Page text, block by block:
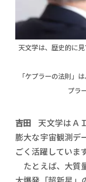
天文学は、歴史的に
「ケプラーの法則」
プラ
吉田天文学はＡ
膨大な宇宙観測デ
ごく活躍しています
たとえば、大質